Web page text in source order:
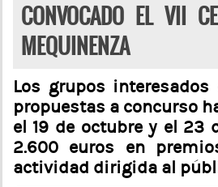
CONVOCADO EL VII
MEQUINENZA
Los grupos
propuestas a concurso
el 19 de octubre y el 23
2.600 euros en
actividad dirigida al